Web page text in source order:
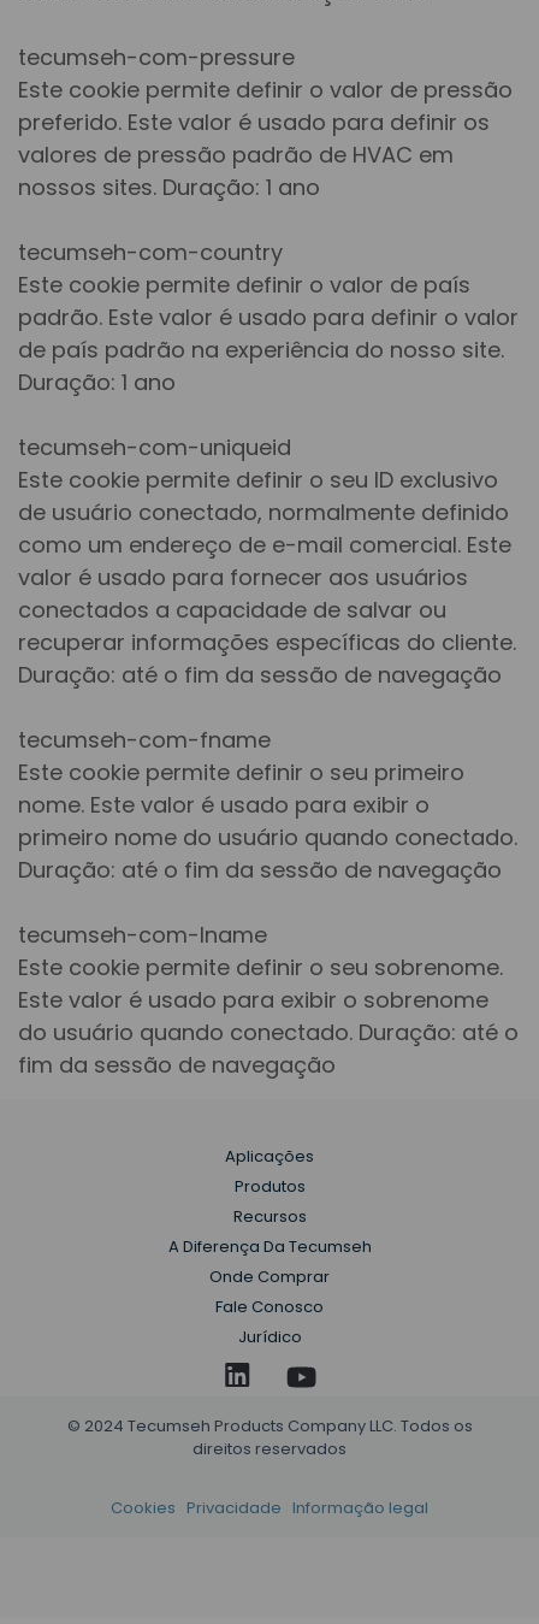
tecumseh-com-pressure
Este cookie permite definir o valor de pressão
preferido. Este valor é usado para definir os
valores de pressão padrão de HVAC em
nossos sites. Duração: 1 ano
tecumseh-com-country
Este cookie permite definir o valor de país
padrão. Este valor é usado para definir o valor
de país padrão na experiência do nosso site.
Duração: 1 ano
tecumseh-com-uniqueid
Este cookie permite definir o seu ID exclusivo
de usuário conectado, normalmente definido
como um endereço de e-mail comercial. Este
valor é usado para fornecer aos usuários
conectados a capacidade de salvar ou
recuperar informações específicas do cliente.
Duração: até o fim da sessão de navegação
tecumseh-com-fname
Este cookie permite definir o seu primeiro
nome. Este valor é usado para exibir o
primeiro nome do usuário quando conectado.
Duração: até o fim da sessão de navegação
tecumseh-com-lname
Este cookie permite definir o seu sobrenome.
Este valor é usado para exibir o sobrenome
do usuário quando conectado. Duração: até o
fim da sessão de navegação
Aplicações
Produtos
Recursos
A Diferença Da Tecumseh
Onde Comprar
Fale Conosco
Jurídico
© 2024 Tecumseh Products Company LLC. Todos os
direitos reservados
Cookies Privacidade Informação legal